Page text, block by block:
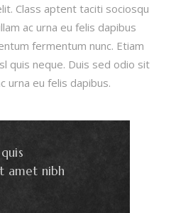
Class aptent taciti sociosqu
ac urna eu felis dapibus
fermentum nunc. Etiam
quis neque. Duis sed odio sit
urna eu felis dapibus.
amet nibh